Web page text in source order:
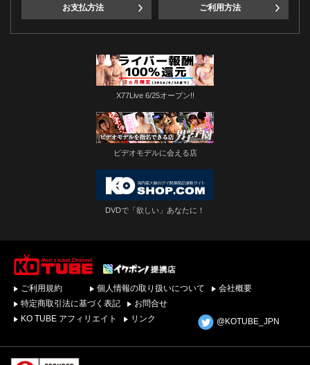
お支払方法 ご利用方法
X77Live 6/25オープン!!
ビデオモデルに会える店
DVDで「欲しい」あなたに！
単ダウンロード！ゲイ
動画配信サイトKO
TUBEトップページへ
ご利用規約 個人情報の取り扱いについて
会社概要
特定商取引法に基づく表記
お問合せ
KO TUBE アフィリエイト
リンク @KOTUBE_JPN